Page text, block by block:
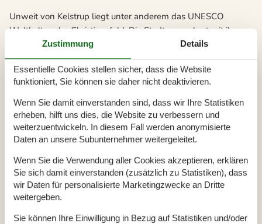
Unweit von Kelstrup liegt unter anderem das UNESCO
Weltkulturerbe Christiansfeld. Die Stadt verzaubert mit ihrer
herrlichen Architektur. Das Stadtbild ist alles andere als
typisch dänisch, aber genau dies macht hier den Reiz der
alten Stadt aus. Beeinflusst wurde das Stadtbild durch die
sächsische Stadt Herrnhut, in der die Brüdergemeinde ihren
Ursprung hatte. Die evangelische Gemeinde errichtete in
zahlreichen Ländern Städte, wobei Christiansfeld zu den
schönsten zählt. Wen wundert es bei den deutschen
Wurzeln, dass in der ab 1773 errichteten Stadt Kachelöfen
zum Heizen genutzt werden. Eine Lebkuchenbäckerei bietet
ihre Waren an und auch sonst präsentiert sich die Stadt bis
heute mit deutlichen Spuren der deutschen Kultur. Selbst der
Besuch des örtlichen Friedhofs ist dank seiner historischen
Grabsteine mit sehr individuellen Inschriften ein Erlebnis.
Zustimmung Details
Essentielle Cookies stellen sicher, dass die Website
funktioniert, Sie können sie daher nicht deaktivieren.
Wenn Sie damit einverstanden sind, dass wir Ihre Statistiken
erheben, hilft uns dies, die Website zu verbessern und
weiterzuentwickeln. In diesem Fall werden anonymisierte
Daten an unsere Subunternehmer weitergeleitet.
Wenn Sie die Verwendung aller Cookies akzeptieren, erklären
Sie sich damit einverstanden (zusätzlich zu Statistiken), dass
wir Daten für personalisierte Marketingzwecke an Dritte
weitergeben.
Sie können Ihre Einwilligung in Bezug auf Statistiken und/oder